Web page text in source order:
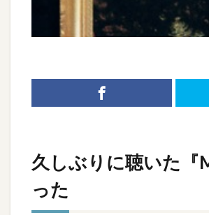
久しぶりに聴いた『
った